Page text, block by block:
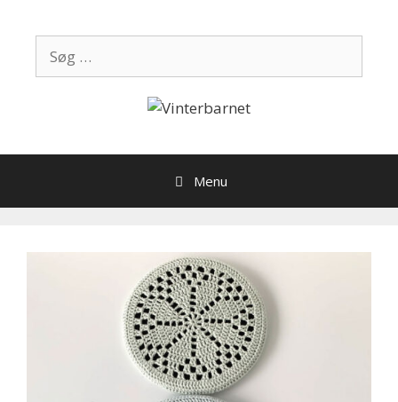
indhold
efter:
Menu